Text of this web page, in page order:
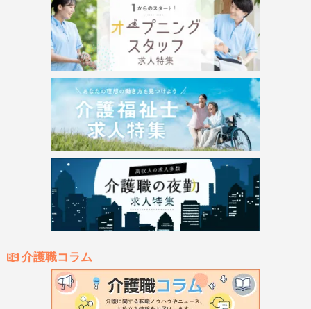
介護職コラム